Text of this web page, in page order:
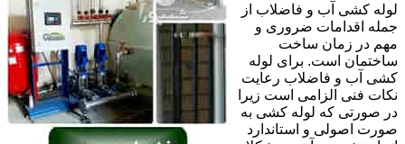
لوله کشی آب و فاضلاب از
جمله اقدامات ضروری و
مهم در زمان ساخت
ساختمان است. برای لوله
کشی آب و فاضلاب رعایت
نکات فنی الزامی است زیرا
در صورتی که لوله کشی به
صورت اصولی و استاندارد